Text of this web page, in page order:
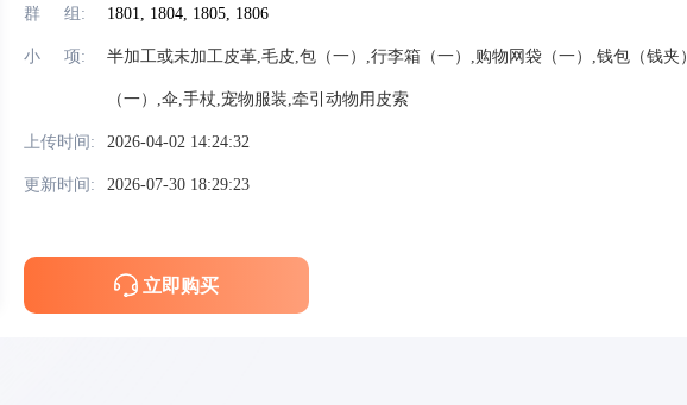
群     组:
1801, 1804, 1805, 1806
小     项:
半加工或未加工皮革,毛皮,包（一）,行李箱（一）,购物网袋（一）,钱包（钱夹）
（一）,伞,手杖,宠物服装,牵引动物用皮索
上传时间: 2026-04-02 14:24:32
更新时间: 2026-07-30 18:29:23
立即购买